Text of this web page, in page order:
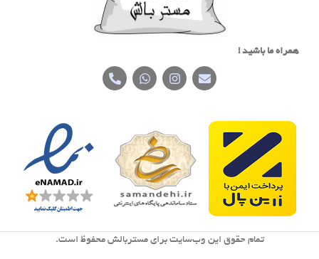
همراه ما باشید !
تمام حقوق اين وب‌سايت برای مستربالش محفوظ است.